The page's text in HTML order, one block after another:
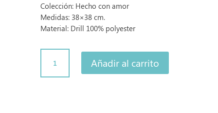
Colección: Hecho con amor
Medidas: 38×38 cm.
Material: Drill 100% polyester
Todo
lo
Añadir al carrito